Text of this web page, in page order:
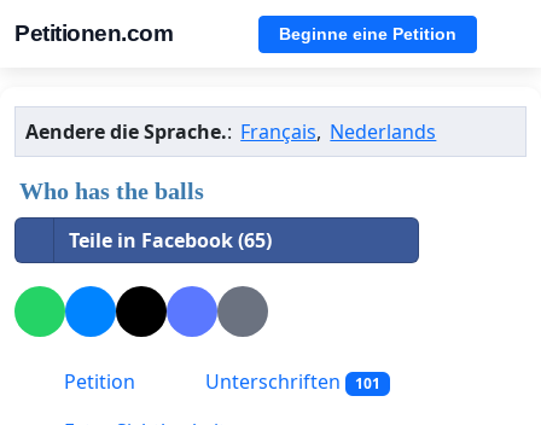
Petitionen.com Beginne eine Petition
Aendere die Sprache.: Français, Nederlands
Who has the balls
Teile in Facebook (65)
Petition Unterschriften 101